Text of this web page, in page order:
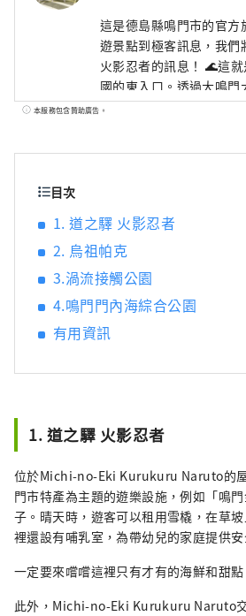
這是德島縣鳴門市的官方
遊景點到極客訊息，我們
火影忍者的訊息！ 🌊這
國的東入口。透過大鳴
與關西地區🚙相連。 與
本服務包含贊助廣告。
目次
1. 道之驛 火影忍者
2. 烏祖帕克
3.渦流接觸公園
4.鳴門門內海綜合公園
有用資訊
1. 道之驛 火影忍者
位於Michi-no-Eki Kurukuru Naruto的
門市特產為主題的遊樂設施，例如「鳴
子。晴天時，遊客可以租用雪橇，在草
裡還設有哺乳室，為帶幼兒的家庭提供安
一定要來嚐嚐這裡只有才有的海鮮和甜點
此外，Michi-no-Eki Kurukuru Naruto